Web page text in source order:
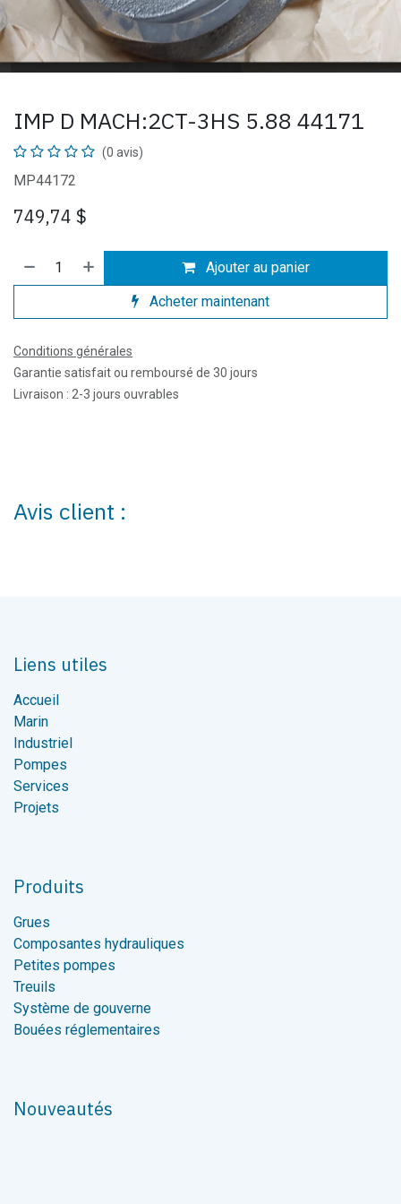
IMP D MACH:2CT-3HS 5.88 44171
(0 avis)
MP44172
749,74 $
Ajouter au panier
Acheter maintenant
Conditions générales
Garantie satisfait ou remboursé de 30 jours
Livraison : 2-3 jours ouvrables
Avis client :
Liens utiles
Accueil
Marin
Industriel
Pompes
Services
Projets
Produits
Grues
Composantes hydrauliques
Petites pompes
Treuils
Système de gouverne
Bouées réglementaires
Nouveautés